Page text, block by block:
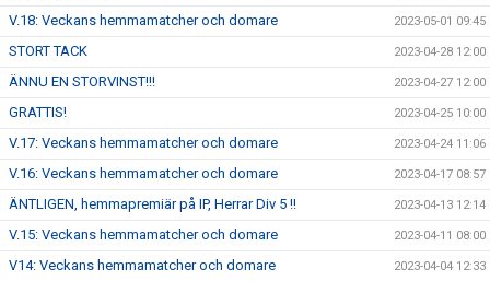
V.18: Veckans hemmamatcher och domare 2023-05-01 09:45
STORT TACK 2023-04-28 12:00
ÄNNU EN STORVINST!!! 2023-04-27 12:00
GRATTIS! 2023-04-25 10:00
V.17: Veckans hemmamatcher och domare 2023-04-24 11:06
V.16: Veckans hemmamatcher och domare 2023-04-17 08:57
ÄNTLIGEN, hemmapremiär på IP, Herrar Div 5 !! 2023-04-13 12:14
V.15: Veckans hemmamatcher och domare 2023-04-11 08:00
V14: Veckans hemmamatcher och domare 2023-04-04 12:33